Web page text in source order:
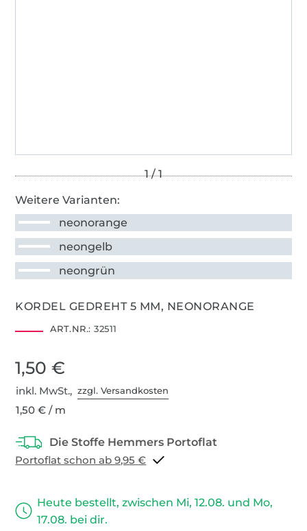
Weitere Varianten:
neonorange
neongelb
neongrün
KORDEL GEDREHT 5 MM, NEONORANGE
ART.NR.: 32511
1,50 €
inkl. MwSt.,zzgl. Versandkosten
1,50 € / m
Portoflat schon ab 9,95 €
Heute bestellt, zwischen Mi, 12.08. und Mo,
17.08. bei dir.